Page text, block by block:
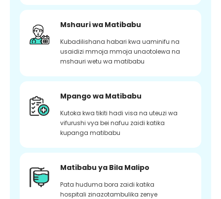
Mshauri wa Matibabu
Kubadilishana habari kwa uaminifu na
usaidizi mmoja mmoja unaotolewa na
mshauri wetu wa matibabu
Mpango wa Matibabu
Kutoka kwa tikiti hadi visa na uteuzi wa
vifurushi vya bei nafuu zaidi katika
kupanga matibabu
Matibabu ya Bila Malipo
Pata huduma bora zaidi katika
hospitali zinazotambulika zenye